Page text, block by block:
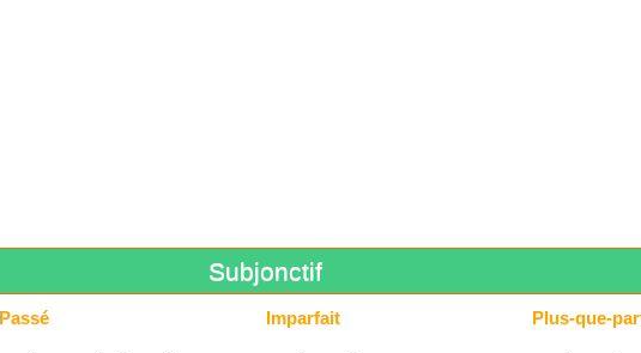
Subjonctif
Passé Imparfait Plus-que-